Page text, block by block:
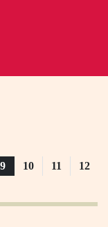
9 10 11 12